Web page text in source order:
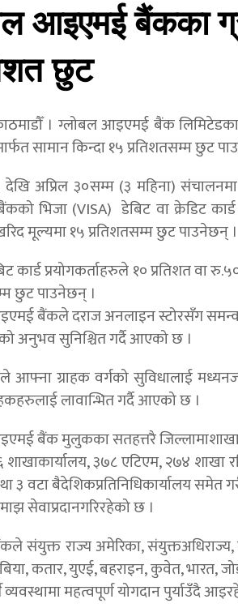
आइएमई बैंकका
छुट
। ग्लोबल आइएमई बैंक
सामान किन्दा १५ प्रतिशतसम्म छुट
देखि अप्रिल ३०सम्म (३ महिना)
भिजा (VISA) डेबिट वा क्रेडिट कार्ड
मूल्यमा १५ प्रतिशतसम्म छुट पाउनेछन् ।
कार्ड प्रयोगकर्ताहरुले १० प्रतिशत वा
छुट पाउनेछन् ।
बैंकले दराज अनलाइन स्टोरसँग समन्वय
अनुभव सुनिश्चित गर्दै आएको छ ।
आफ्ना ग्राहक वर्गको सुविधालाई
लावान्भित गर्दै आएको छ ।
बैंक मुलुकका सतहत्तरै जिल्लामाशाखा
३७८ एटिएम, २७४ शाखा
३ वटा बैदेशिकप्रतिनिधिकार्यालय समेत
सेवाप्रदानगरिरहेको छ ।
संयुक्त राज्य अमेरिका, संयुक्तअधिराज्य,
कतार, युएई, बहराइन, कुवेत, भारत,
महत्वपूर्ण योगदान पुर्याउँदै